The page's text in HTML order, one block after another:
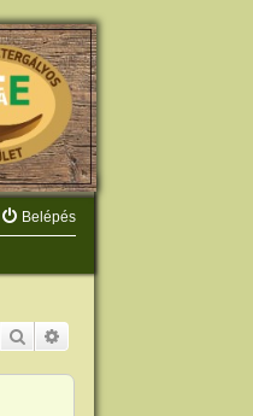
Belépés
Keresés